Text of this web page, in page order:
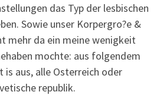
das Typ der lesbischen
Sowie unser Korpergro?e &
mehr da ein meine wenigkeit
mochte: aus folgendem
is aus, alle Osterreich oder
republik.